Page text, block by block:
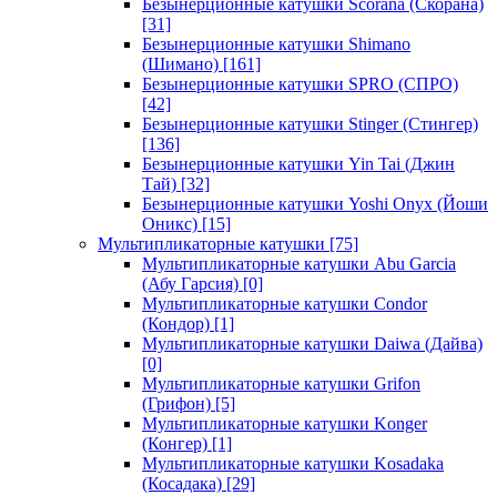
Безынерционные катушки Scorana (Скорана)
[31]
Безынерционные катушки Shimano
(Шимано) [161]
Безынерционные катушки SPRO (СПРО)
[42]
Безынерционные катушки Stinger (Стингер)
[136]
Безынерционные катушки Yin Tai (Джин
Тай) [32]
Безынерционные катушки Yoshi Onyx (Йоши
Оникс) [15]
Мультипликаторные катушки [75]
Мультипликаторные катушки Abu Garcia
(Абу Гарсия) [0]
Мультипликаторные катушки Condor
(Кондор) [1]
Мультипликаторные катушки Daiwa (Дайва)
[0]
Мультипликаторные катушки Grifon
(Грифон) [5]
Мультипликаторные катушки Konger
(Конгер) [1]
Мультипликаторные катушки Kosadaka
(Косадака) [29]